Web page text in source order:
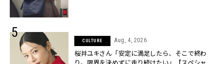
CULTURE Aug, 4, 2026
桜井ユキさん「安定に満足したら、そこで終わ
り。限界を決めずに走り続けたい」【スペシャ